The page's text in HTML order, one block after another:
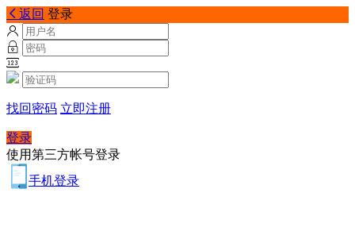
返回 登录
找回密码 立即注册
登录
使用第三方帐号登录
手机登录